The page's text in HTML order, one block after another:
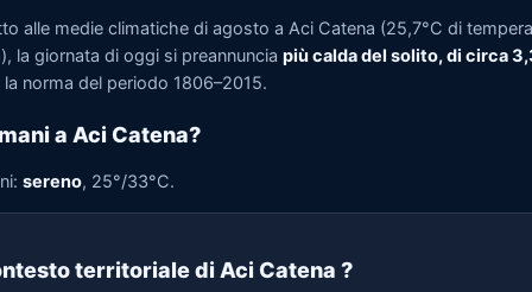
alle medie climatiche di agosto a Aci Catena (25,7°C di
la giornata di oggi si preannuncia più calda del solito, di circa
la norma del periodo 1806–2015.
a Aci Catena?
sereno, 25°/33°C.
territoriale di Aci Catena ?